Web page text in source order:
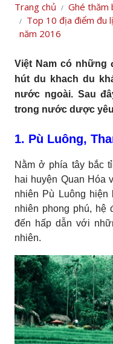
Trang chủ
Ghé thăm
Top 10 địa điểm đu
năm 2016
Việt Nam có những
hút du khach du
nước ngoài. Sau
trong nước dược
1. Pù Luông,
Nằm ở phía tây bắc
hai huyện Quan Hóa
nhiên Pù Luông
nhiên phong phú, hệ
đến hấp dẫn với
nhiên.